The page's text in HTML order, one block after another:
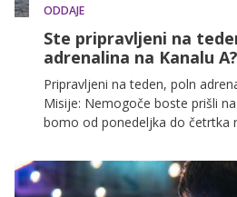
ODDAJE
Ste pripravljeni na
adrenalina na Kanalu A?
Pripravljeni na teden, poln
Misije: Nemogoče boste prišli
bomo od ponedeljka do četrtka
Da boste vedno na tekočem,
spored vseh filmov.